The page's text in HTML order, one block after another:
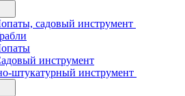
садовый инструмент
инструмент
штукатурный инструмент